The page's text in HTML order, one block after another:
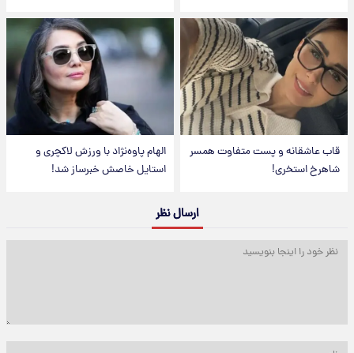
قاب عاشقانه و پست متفاوت همسر
شاهرخ استخری!
الهام پاوه‌نژاد با ورزش لاکچری و
استایل خاصش خبرساز شد!
ارسال نظر